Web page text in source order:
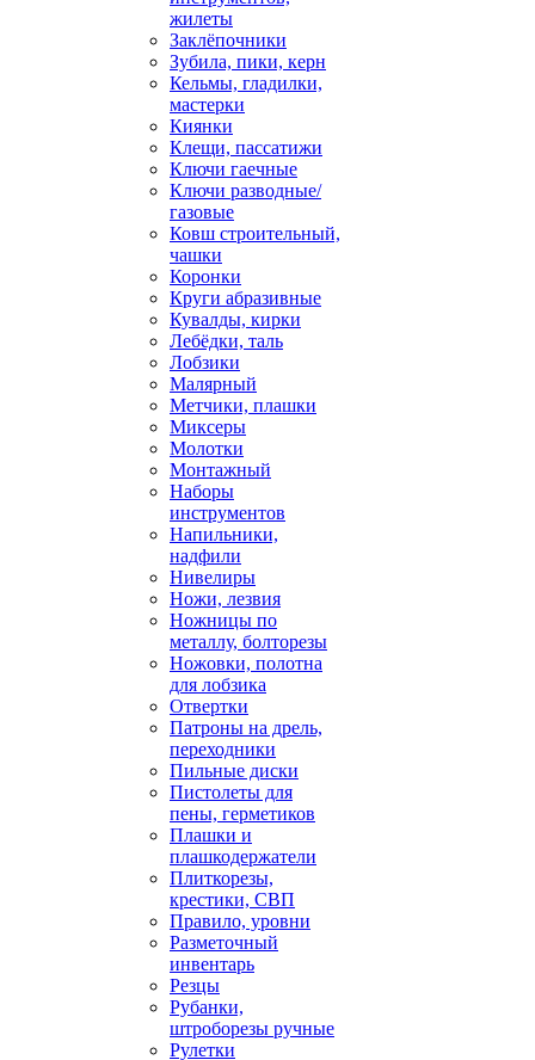
жилеты
Заклёпочники
Зубила, пики, керн
Кельмы, гладилки,
мастерки
Киянки
Клещи, пассатижи
Ключи гаечные
Ключи разводные/
газовые
Ковш строительный,
чашки
Коронки
Круги абразивные
Кувалды, кирки
Лебёдки, таль
Лобзики
Малярный
Метчики, плашки
Миксеры
Молотки
Монтажный
Наборы
инструментов
Напильники,
надфили
Нивелиры
Ножи, лезвия
Ножницы по
металлу, болторезы
Ножовки, полотна
для лобзика
Отвертки
Патроны на дрель,
переходники
Пильные диски
Пистолеты для
пены, герметиков
Плашки и
плашкодержатели
Плиткорезы,
крестики, СВП
Правило, уровни
Разметочный
инвентарь
Резцы
Рубанки,
штроборезы ручные
Рулетки